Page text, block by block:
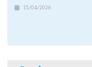
15/04/2026